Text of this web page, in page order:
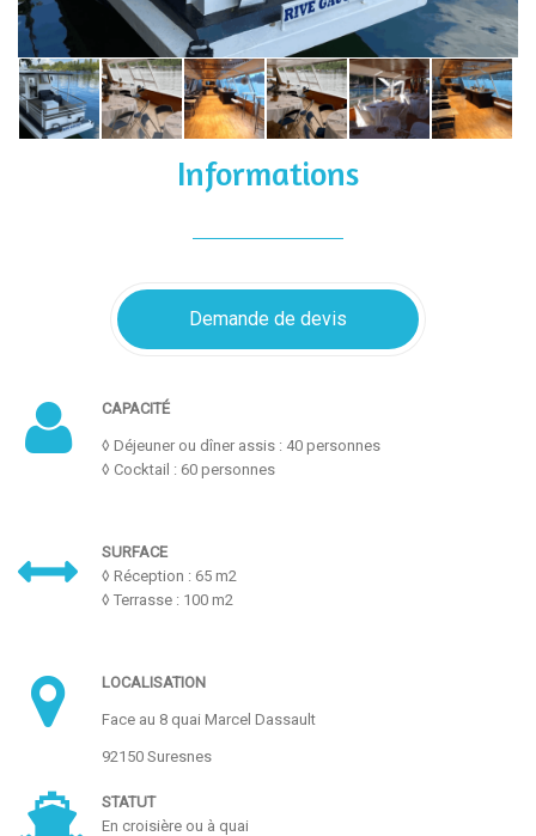
Informations
Demande de devis
CAPACITÉ
◊ Déjeuner ou dîner assis : 40 personnes
◊ Cocktail : 60 personnes
SURFACE
◊ Réception : 65 m2
◊ Terrasse : 100 m2
LOCALISATION
Face au 8 quai Marcel Dassault
92150 Suresnes
STATUT
En croisière ou à quai